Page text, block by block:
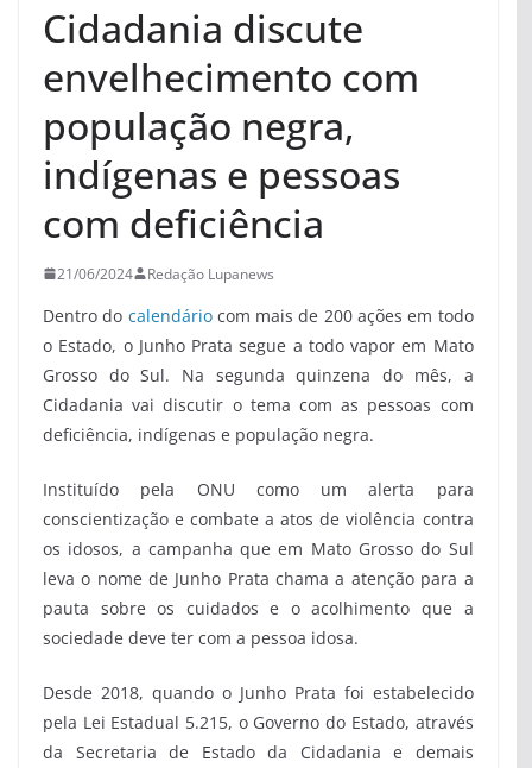
Cidadania discute
envelhecimento com
população negra,
indígenas e pessoas
com deficiência
21/06/2024 Redação Lupanews
Dentro do calendáriocom mais de 200 ações em todo
o Estado, o Junho Prata segue a todo vapor em Mato
Grosso do Sul. Na segunda quinzena do mês, a
Cidadania vai discutir o tema com as pessoas com
deficiência, indígenas e população negra.
Instituído pela ONU como um alerta para
conscientização e combate a atos de violência contra
os idosos, a campanha que em Mato Grosso do Sul
leva o nome de Junho Prata chama a atenção para a
pauta sobre os cuidados e o acolhimento que a
sociedade deve ter com a pessoa idosa.
Desde 2018, quando o Junho Prata foi estabelecido
pela Lei Estadual 5.215, o Governo do Estado, através
da Secretaria de Estado da Cidadania e demais